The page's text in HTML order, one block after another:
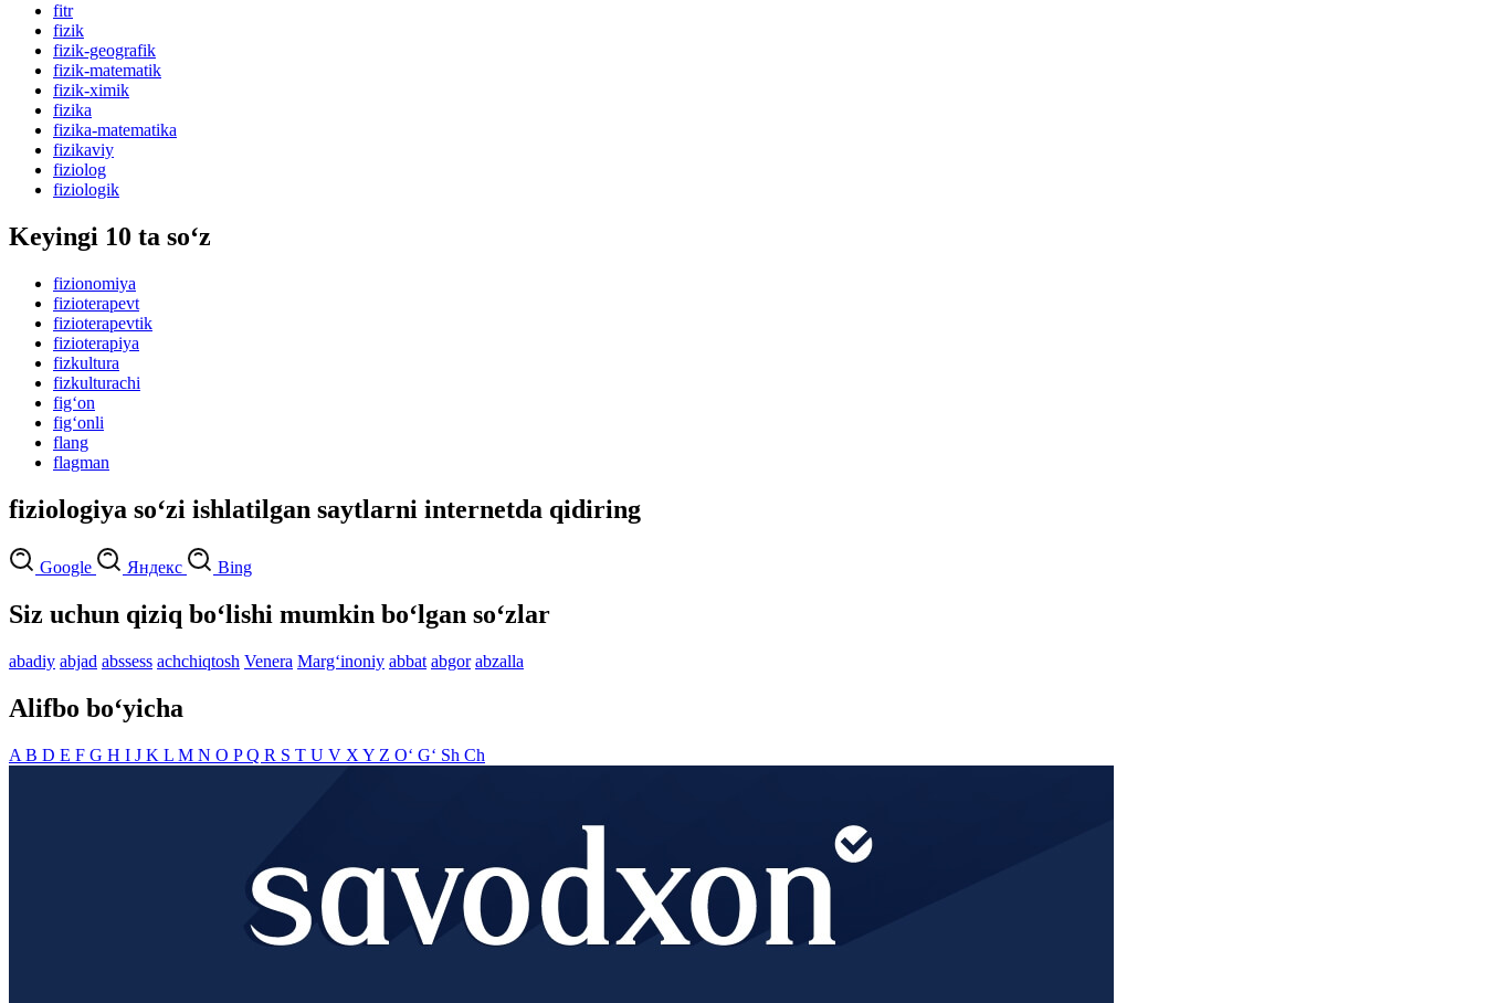
fitr
fizik
fizik-geografik
fizik-matematik
fizik-ximik
fizika
fizika-matematika
fizikaviy
fiziolog
fiziologik
Keyingi 10 ta so‘z
fizionomiya
fizioterapevt
fizioterapevtik
fizioterapiya
fizkultura
fizkulturachi
fig‘on
fig‘onli
flang
flagman
fiziologiya so‘zi ishlatilgan saytlarni internetda qidiring
Google Яндекс Bing
Siz uchun qiziq bo‘lishi mumkin bo‘lgan so‘zlar
abadiy abjad abssess achchiqtosh Venera Marg‘inoniy abbat abgor abzalla
Alifbo bo‘yicha
A B D E F G H I J K L M N O PQ R S T U V X Y Z O‘ G‘ Sh Ch